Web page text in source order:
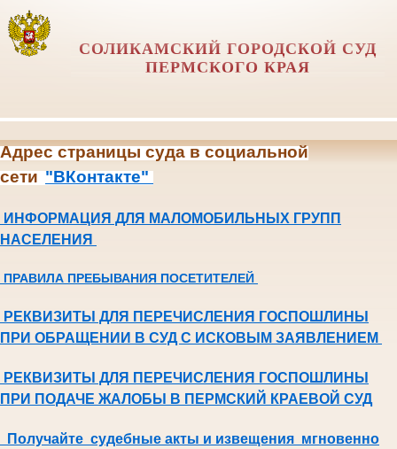
СОЛИКАМСКИЙ ГОРОДСКОЙ СУД
ПЕРМСКОГО КРАЯ
Адрес страницы суда в социальной
сети "ВКонтакте"
ИНФОРМАЦИЯ ДЛЯ МАЛОМОБИЛЬНЫХ ГРУПП
НАСЕЛЕНИЯ
ПРАВИЛА ПРЕБЫВАНИЯ ПОСЕТИТЕЛЕЙ
РЕКВИЗИТЫ ДЛЯ ПЕРЕЧИСЛЕНИЯ ГОСПОШЛИНЫ
ПРИ ОБРАЩЕНИИ В СУД С ИСКОВЫМ ЗАЯВЛЕНИЕМ
РЕКВИЗИТЫ ДЛЯ ПЕРЕЧИСЛЕНИЯ ГОСПОШЛИНЫ
ПРИ ПОДАЧЕ ЖАЛОБЫ В ПЕРМСКИЙ КРАЕВОЙ СУД
Получайте судебные акты и извещения мгновенно